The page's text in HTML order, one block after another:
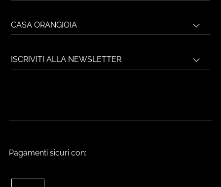
CASA ORANGIOIA
ISCRIVITI ALLA NEWSLETTER
Pagamenti sicuri con: